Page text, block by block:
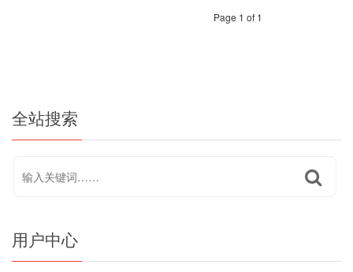
Page 1 of 1
全站搜索
用户中心